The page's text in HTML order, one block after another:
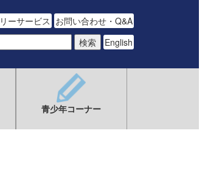
ーサービス お問い合わせ・Q&A
English
青少年コーナー